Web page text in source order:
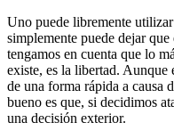
Uno puede libremente
simplemente puede dejar
tengamos en cuenta que lo
existe, es la libertad. Aunque
de una forma rápida a causa
bueno es que, si decidimos
una decisión exterior.